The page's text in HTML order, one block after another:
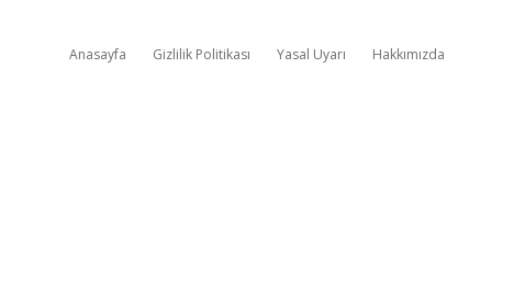
Anasayfa Gizlilik Politikası Yasal Uyarı Hakkımızda